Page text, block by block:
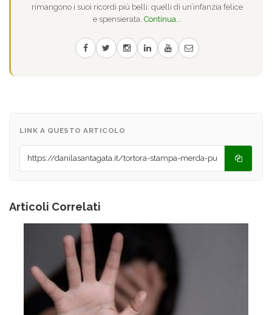
rimangono i suoi ricordi più belli: quelli di un’infanzia felice
e spensierata. Continua...
LINK A QUESTO ARTICOLO
Articoli Correlati